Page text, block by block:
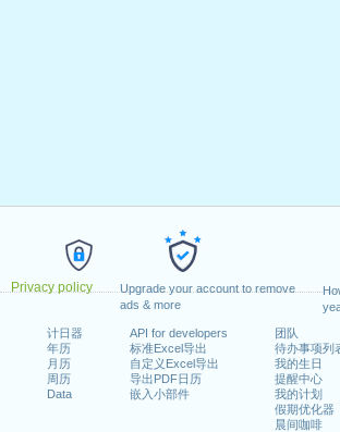
Privacy policy
Upgrade your account to remove
ads & more
计日器
年历
月历
周历
Data
API for developers
标准Excel导出
自定义Excel导出
导出PDF日历
嵌入小部件
团队
待办事项列
我的生日
提醒中心
我的计划
假期优化器
晨间咖啡